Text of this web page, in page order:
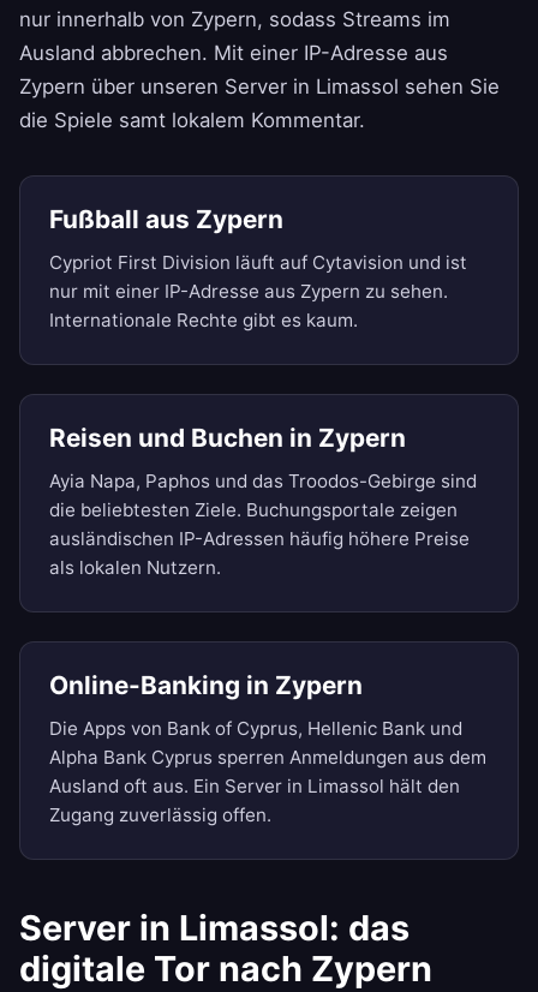
nur innerhalb von Zypern, sodass Streams im
Ausland abbrechen. Mit einer IP-Adresse aus
Zypern über unseren Server in Limassol sehen Sie
die Spiele samt lokalem Kommentar.
Fußball aus Zypern
Cypriot First Division läuft auf Cytavision und ist
nur mit einer IP-Adresse aus Zypern zu sehen.
Internationale Rechte gibt es kaum.
Reisen und Buchen in Zypern
Ayia Napa, Paphos und das Troodos-Gebirge sind
die beliebtesten Ziele. Buchungsportale zeigen
ausländischen IP-Adressen häufig höhere Preise
als lokalen Nutzern.
Online-Banking in Zypern
Die Apps von Bank of Cyprus, Hellenic Bank und
Alpha Bank Cyprus sperren Anmeldungen aus dem
Ausland oft aus. Ein Server in Limassol hält den
Zugang zuverlässig offen.
Server in Limassol: das
digitale Tor nach Zypern